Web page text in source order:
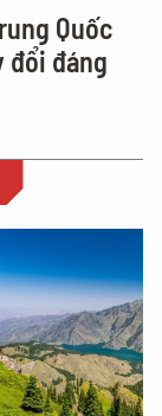
Quốc
đổi đáng